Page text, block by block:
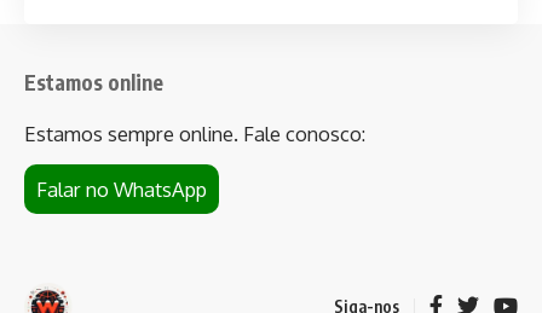
Estamos online
Estamos sempre online. Fale conosco:
Falar no WhatsApp
Siga-nos